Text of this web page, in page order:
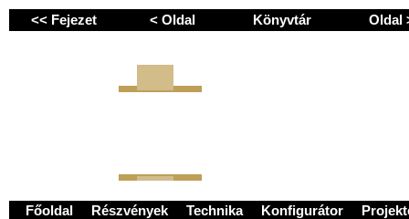
<< Fejezet < Oldal Könyvtár
Főoldal Részvények Technika Konfigurátor